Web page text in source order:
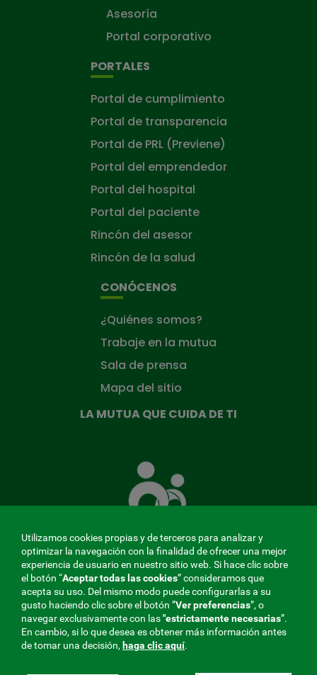
Asesoría
Portal corporativo
PORTALES
Portal de cumplimiento
Portal de transparencia
Portal de PRL (Previene)
Portal del emprendedor
Portal del hospital
Portal del paciente
Rincón del asesor
Rincón de la salud
CONÓCENOS
¿Quiénes somos?
Trabaje en la mutua
Sala de prensa
Mapa del sitio
LA MUTUA QUE CUIDA DE TI
Mutua
que
cuida
ti
MENÚ
REDES
SOCIALES
Aviso legal|Privacidad
Utilizamos cookies propias y de terceros para analizar y
optimizar la navegación con la finalidad de ofrecer una mejor
experiencia de usuario en nuestro sitio web. Si hace clic sobre
el botón “Aceptar todas las cookies” consideramos que
acepta su uso. Del mismo modo puede configurarlas a su
gusto haciendo clic sobre el botón ”Ver preferencias”, o
navegar exclusivamente con las"estrictamentenecesarias”.
En cambio, si lo que desea es obtener más información antes
de tomar una decisión, haga clic aquí.